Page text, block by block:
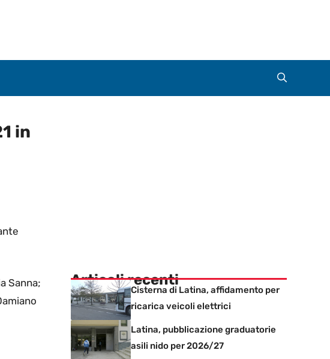
in
Sanna;
Articoli recenti
Cisterna di Latina, affidamento per
ricarica veicoli elettrici
Latina, pubblicazione graduatorie
asili nido per 2026/27